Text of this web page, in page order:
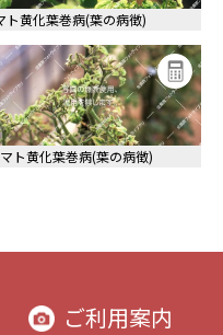
ト黄化葉巻病(葉の病徴)
ト黄化葉巻病(葉の病徴)
ご利用案内